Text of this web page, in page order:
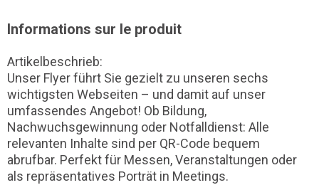
Informations sur le produit
Artikelbeschrieb:
Unser Flyer führt Sie gezielt zu unseren sechs
wichtigsten Webseiten – und damit auf unser
umfassendes Angebot! Ob Bildung,
Nachwuchsgewinnung oder Notfalldienst: Alle
relevanten Inhalte sind per QR-Code bequem
abrufbar. Perfekt für Messen, Veranstaltungen oder
als repräsentatives Porträt in Meetings.